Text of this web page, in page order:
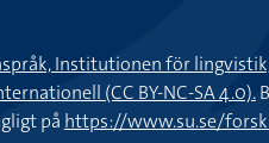
Institutionen för
(CC BY-NC-SA 4.0).
på https://www.su.se/